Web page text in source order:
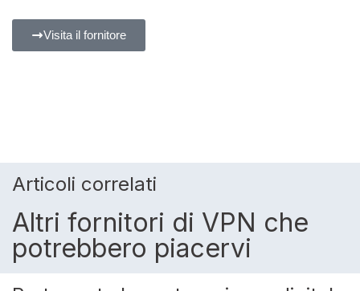
Visita il fornitore
Articoli correlati
Altri fornitori di VPN che
potrebbero piacervi